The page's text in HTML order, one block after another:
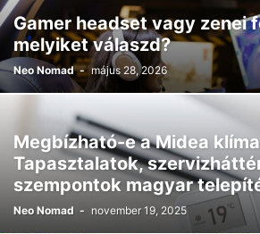
Gamer headset vagy zenei
melyiket válaszd?
Neo Nomad - május 28, 2026
Megbízható-e a Midea
Tapasztalatok,
szempontok magyar
Neo Nomad - november 19, 2025